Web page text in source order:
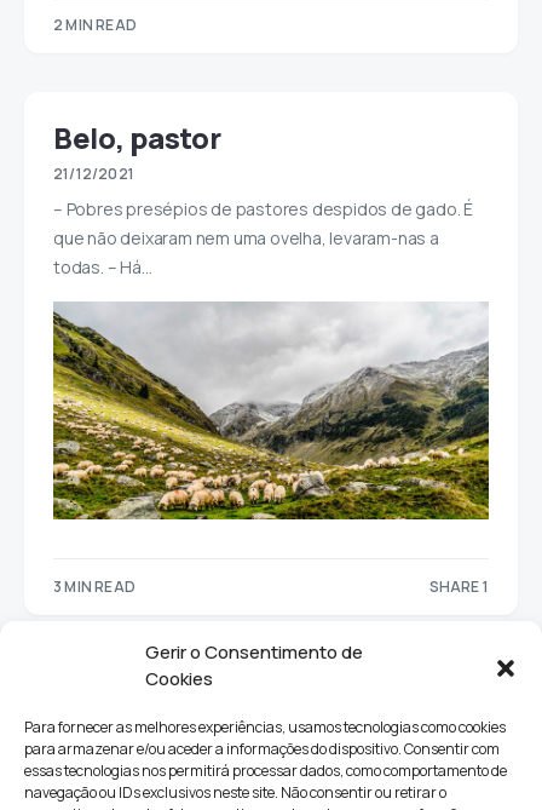
Gerir o Consentimento de
Cookies
Para fornecer as melhores experiências, usamos tecnologias como cookies
para armazenar e/ou aceder a informações do dispositivo. Consentir com
essas tecnologias nos permitirá processar dados, como comportamento de
navegação ou IDs exclusivos neste site. Não consentir ou retirar o
2 MIN READ
Belo, pastor
21/12/2021
– Pobres presépios de pastores despidos de gado. É
que não deixaram nem uma ovelha, levaram-nas a
todas. – Há…
3 MIN READ SHARE 1